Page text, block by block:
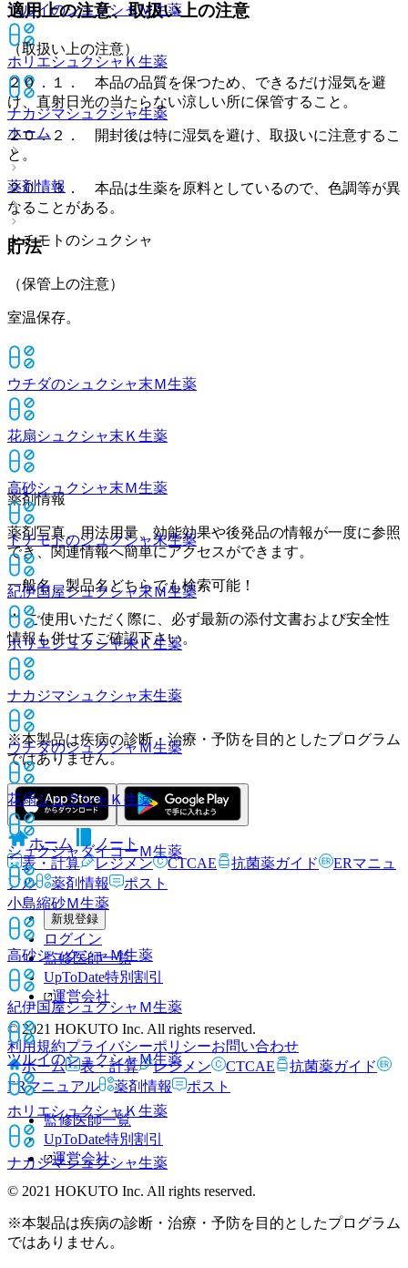
ツルイのシュクシャＭ生薬
ホリエシュクシャＫ 生薬
ナカジマシュクシャ生薬
ホーム
薬剤情報
トチモトのシュクシャ
適用上の注意、取扱い上の注意
（取扱い上の注意）
２０．１． 本品の品質を保つため、できるだけ湿気を避
け、直射日光の当たらない涼しい所に保管すること。
２０．２． 開封後は特に湿気を避け、取扱いに注意するこ
と。
２０．３． 本品は生薬を原料としているので、色調等が異
なることがある。
貯法
（保管上の注意）
室温保存。
ウチダのシュクシャ末Ｍ生薬
花扇シュクシャ末Ｋ 生薬
高砂シュクシャ末Ｍ生薬
トチモトのシュクシャ末生薬
紀伊国屋シュクシャ末Ｍ生薬
ホリエシュクシャ末Ｋ生薬
ナカジマシュクシャ末生薬
ウチダのシュクシャＭ生薬
花扇シュクシャＫ 生薬
シュクシャダイコーＭ生薬
小島縮砂Ｍ生薬
高砂シュクシャＭ生薬
紀伊国屋シュクシャＭ生薬
ツルイのシュクシャＭ生薬
ホリエシュクシャＫ 生薬
ナカジマシュクシャ生薬
薬剤情報
薬剤写真、用法用量、効能効果や後発品の情報が一度に参照
でき、関連情報へ簡単にアクセスができます。
一般名、製品名どちらでも検索可能！
※ ご使用いただく際に、必ず最新の添付文書および安全性
情報も併せてご確認下さい。
※本製品は疾病の診断・治療・予防を目的としたプログラム
ではありません。
ホーム
ノート
表・計算
レジメン CTCAE 抗菌薬ガイド
ERマニュ
アル
薬剤情報 ポスト
新規登録
ログイン
監修医師一覧
UpToDate特別割引
運営会社
© 2021 HOKUTO Inc. All rights reserved.
利用規約プライバシーポリシーお問い合わせ
ホーム
表・計算 レジメン CTCAE
抗菌薬ガイド
ERマニュアル
薬剤情報 ポスト
監修医師一覧
UpToDate特別割引
運営会社
© 2021 HOKUTO Inc. All rights reserved.
※本製品は疾病の診断・治療・予防を目的としたプログラム
ではありません。